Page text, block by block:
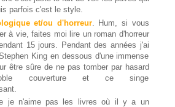
parfois c'est le style.
et/ou d'horreur. Hum, si vous
à vie, faites moi lire un roman d'horreur
15 jours. Pendant des années j'ai
King en dessous d'une immense
être sûre de ne pas tomber par hasard
couverture et ce singe
je n'aime pas les livres où il y a un